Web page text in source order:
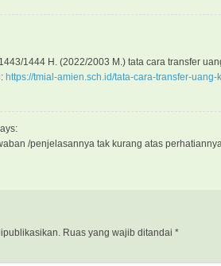
1444 H. (2022/2003 M.) tata cara transfer
https://tmial-amien.sch.id/tata-cara-transfer-
/penjelasannya tak kurang atas
Ruas yang wajib ditandai *